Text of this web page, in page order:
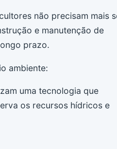
não precisam mais
e manutenção de
prazo.
ambiente:
uma tecnologia que
os recursos hídricos e